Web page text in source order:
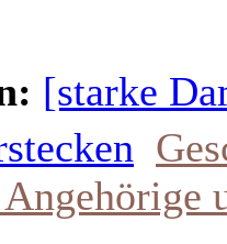
[starke